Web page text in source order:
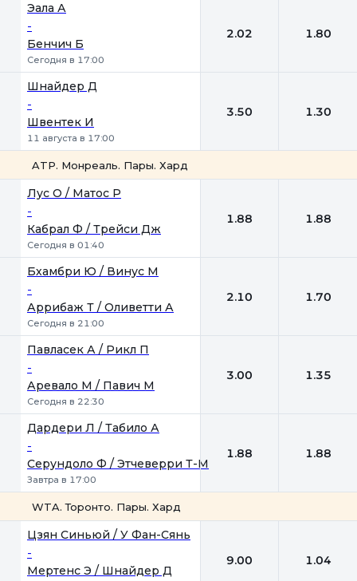
Эала А
-
Бенчич Б
Сегодня в 17:00
2.02 1.80
Шнайдер Д
-
Швентек И
11 августа в 17:00
3.50 1.30
ATP. Монреаль. Пары. Хард
Лус О / Матос Р
-
Кабрал Ф / Трейси Дж
Сегодня в 01:40
1.88 1.88
Бхамбри Ю / Винус М
-
Аррибаж Т / Оливетти А
Сегодня в 21:00
2.10 1.70
Павласек А / Рикл П
-
Аревало М / Павич М
Сегодня в 22:30
3.00 1.35
Дардери Л / Табило А
-
Серундоло Ф / Этчеверри Т-М
Завтра в 17:00
1.88 1.88
WTA. Торонто. Пары. Хард
Цзян Синьюй / У Фан-Сянь
-
Мертенс Э / Шнайдер Д
9.00 1.04